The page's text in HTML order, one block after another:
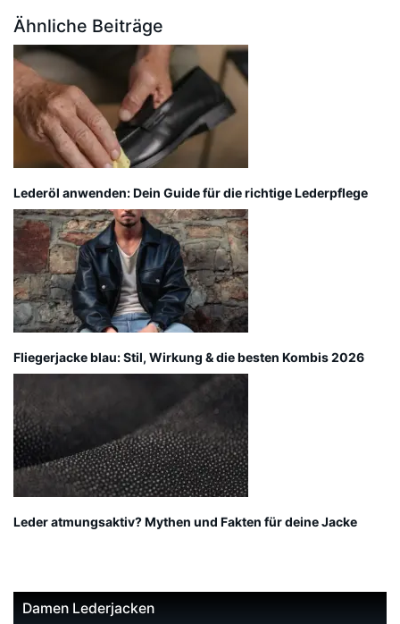
Ähnliche Beiträge
Lederöl anwenden: Dein Guide für die richtige Lederpflege
Fliegerjacke blau: Stil, Wirkung & die besten Kombis 2026
Leder atmungsaktiv? Mythen und Fakten für deine Jacke
Damen Lederjacken